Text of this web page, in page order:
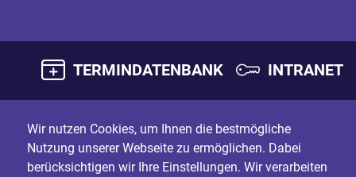
TERMINDATENBANK INTRANET
Wir nutzen Cookies, um Ihnen die bestmögliche
Nutzung unserer Webseite zu ermöglichen. Dabei
berücksichtigen wir Ihre Einstellungen. Wir verarbeiten